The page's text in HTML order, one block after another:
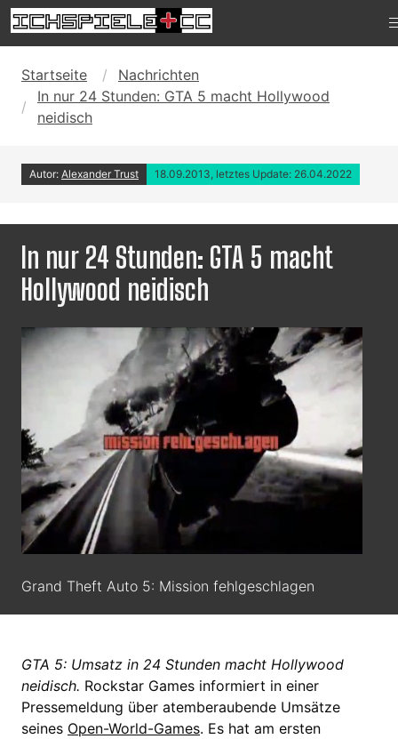
Startseite
Nachrichten
In nur 24 Stunden: GTA 5 macht Hollywood
neidisch
Autor: Alexander Trust 18.09.2013, letztes Update: 26.04.2022
In nur 24 Stunden: GTA 5 macht
Hollywood neidisch
Grand Theft Auto 5: Mission fehlgeschlagen
GTA 5: Umsatz in 24 Stunden macht Hollywood
neidisch. Rockstar Games informiert in einer
Pressemeldung über atemberaubende Umsätze
seines Open-World-Games. Es hat am ersten